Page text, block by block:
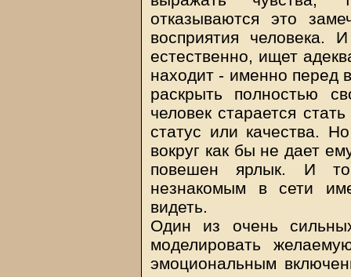
отказываются это
восприятия
естественно, ищет
находит - именно перед
раскрыть полностью
человек старается
статус или качества.
вокруг как бы не дает
повешен ярлык. И
незнакомым в сети
видеть.
Один из очень
моделировать
эмоциональным